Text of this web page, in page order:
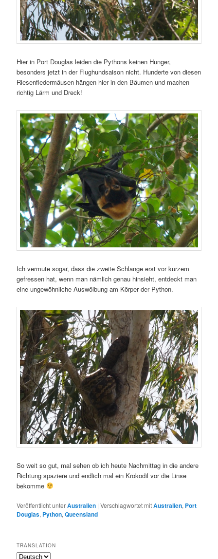
Hier in Port Douglas leiden die Pythons keinen Hunger,
besonders jetzt in der Flughundsaison nicht. Hunderte von diesen
Riesenfledermäusen hängen hier in den Bäumen und machen
richtig Lärm und Dreck!
Ich vermute sogar, dass die zweite Schlange erst vor kurzem
gefressen hat, wenn man nämlich genau hinsieht, entdeckt man
eine ungewöhnliche Auswölbung am Körper der Python.
So weit so gut, mal sehen ob ich heute Nachmittag in die andere
Richtung spaziere und endlich mal ein Krokodil vor die Linse
bekomme
Veröffentlicht unterAustralien |Verschlagwortet mitAustralien, Port
Douglas, Python,Queensland
TRANSLATION